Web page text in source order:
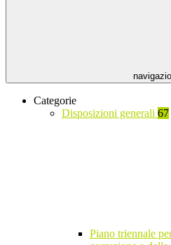
Categorie
Disposizioni generali 67
Piano triennale